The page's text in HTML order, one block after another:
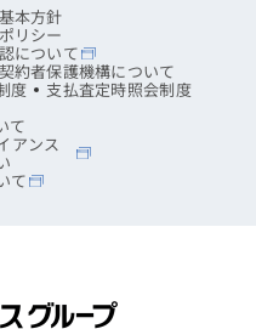
本方針
リシー
について
約者保護機構について
度 支払査定時照会制度
て
アンス
て